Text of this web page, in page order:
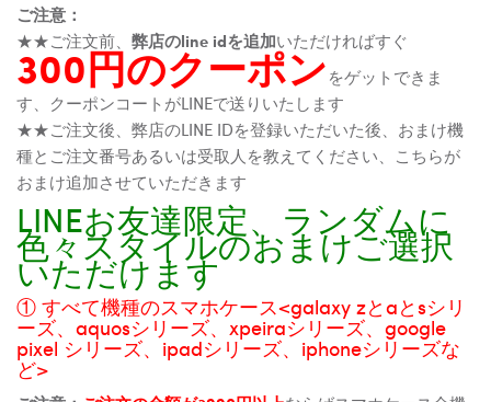
ご注意：
★★ご注文前、 弊店のline idを追加いただければすぐ
300円のクーポンをゲットできま
す、クーポンコートがLINEで送りいたします
★★ご注文後、弊店のLINE IDを登録いただいた後、おまけ機
種とご注文番号あるいは受取人を教えてください、こちらが
おまけ追加させていただきます
LINEお友達限定、ランダムに
色々スタイルのおまけご選択
いただけます
① すべて機種のスマホケース<galaxy zとaとsシリ
ーズ、aquosシリーズ、xpeiraシリーズ、google
pixel シリーズ、ipadシリーズ、iphoneシリーズな
ど>